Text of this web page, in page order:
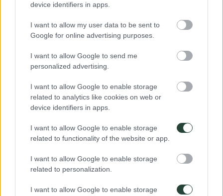
device identifiers in apps.
I want to allow my user data to be sent to
Google for online advertising purposes.
I want to allow Google to send me
personalized advertising.
I want to allow Google to enable storage
related to analytics like cookies on web or
device identifiers in apps.
I want to allow Google to enable storage
related to functionality of the website or app.
I want to allow Google to enable storage
related to personalization.
I want to allow Google to enable storage
Deja una respuesta
Tu dirección de correo electrónico no será publicada.
Los campos
obligatorios están marcados con*
Puedes usar estas etiquetas y atributos HTML